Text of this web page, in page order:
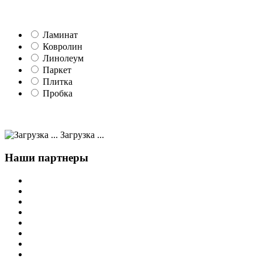
Ламинат
Ковролин
Линолеум
Паркет
Плитка
Пробка
Загрузка ...
Наши партнеры